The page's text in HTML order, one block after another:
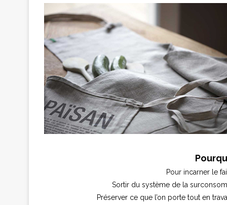
Pour incarner le
Sortir du système de la
Préserver ce que l’on porte tout en